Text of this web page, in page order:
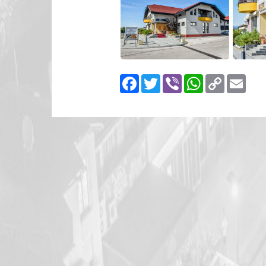
Facebook
TwitterViber WhatsApp
Copy
Link
Email